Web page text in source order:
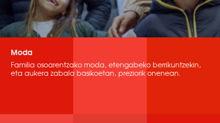
Moda
Familia osoarentzako moda, etengabeko berrikuntzekin,
eta aukera zabala basikoetan, preziorik onenean.